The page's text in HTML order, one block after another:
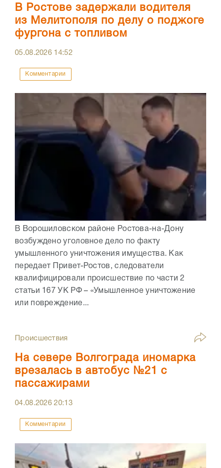
В Ростове задержали водителя
из Мелитополя по делу о поджоге
фургона с топливом
05.08.2026 14:52
Комментарии
В Ворошиловском районе Ростова-на-Дону
возбуждено уголовное дело по факту
умышленного уничтожения имущества. Как
передает Привет-Ростов, следователи
квалифицировали происшествие по части 2
статьи 167 УК РФ – «Умышленное уничтожение
или повреждение...
Происшествия
На севере Волгограда иномарка
врезалась в автобус №21 с
пассажирами
04.08.202620:13
Комментарии